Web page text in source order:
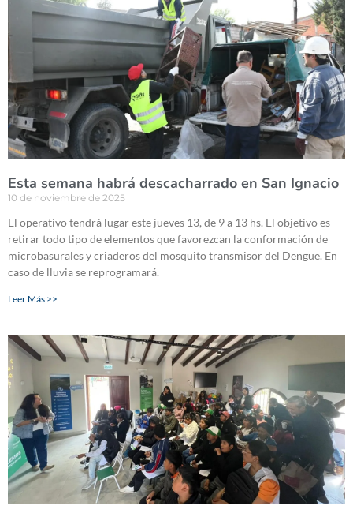
Esta semana habrá descacharrado en San Ignacio
10 de noviembre de 2025
El operativo tendrá lugar este jueves 13, de 9 a 13 hs. El objetivo es
retirar todo tipo de elementos que favorezcan la conformación de
microbasurales y criaderos del mosquito transmisor del Dengue. En
caso de lluvia se reprogramará.
Leer Más >>